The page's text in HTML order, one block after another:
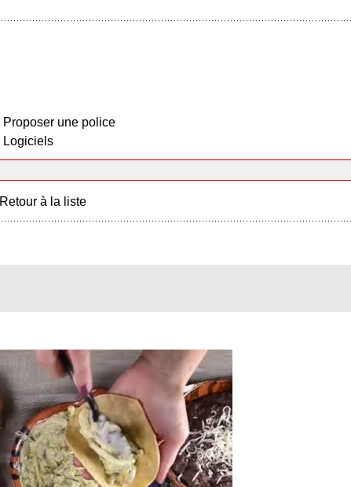
Proposer une police
Logiciels
Retour à la liste